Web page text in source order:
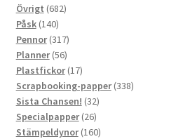
Övrigt 682682
Påsk 140140
produkter
Pennor 317317
produkter
Planner 5656
produkter
Plastfickor 1717
produkter
Scrapbooking-papper 338338
Sista Chansen! 3232
produkter
Specialpapper 2626
produkter
Stämpeldynor 160160